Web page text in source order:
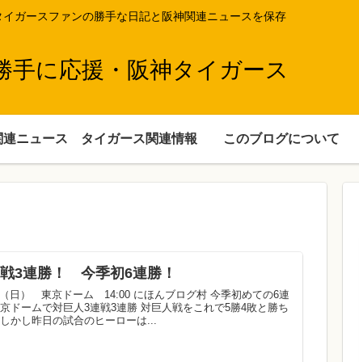
イガースファンの勝手な日記と阪神関連ニュースを保存
手に応援・阪神タイガース
ニュース タイガース関連情報 このブログについて
3連勝！ 今季初6連勝！
（日） 東京ドーム 14:00 にほんブログ村 今季初めての6連
ドームで対巨人3連戦3連勝 対巨人戦をこれで5勝4敗と勝ち
かし昨日の試合のヒーローは...